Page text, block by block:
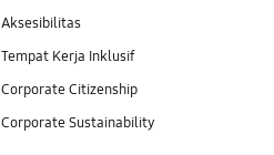
Aksesibilitas
Tempat Kerja Inklusif
Corporate Citizenship
Corporate Sustainability